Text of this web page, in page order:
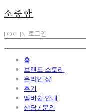
소중함
LOG IN 로그인
홈
브랜드 스토리
온라인 샵
후기
멤버쉽 안내
상담 / 문의